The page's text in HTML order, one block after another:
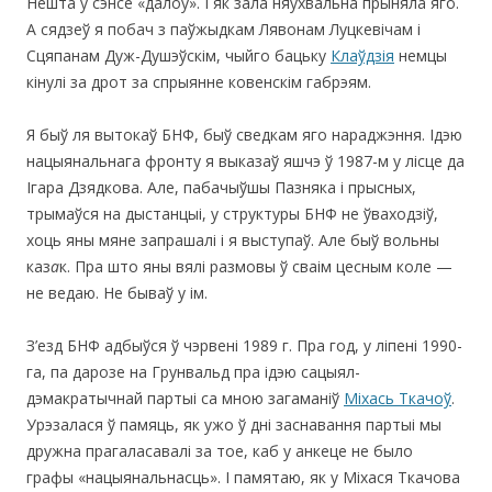
А сядзеў я побач з паўжыдкам Лявонам Луцкевічам і
Сцяпанам Дуж-Душэўскім, чыйго бацьку Клаўдзія немцы
кінулі за дрот за спрыянне ковенскім габрэям.
Я быў ля вытокаў БНФ, быў сведкам яго нараджэння. Ідэю
нацыянальнага фронту я выказаў яшчэ ў 1987-м у лісце да
Ігара Дзядкова. Але, пабачыўшы Пазняка і прысных,
трымаўся на дыстанцыі, у структуры БНФ не ўваходзіў,
хоць яны мяне запрашалі і я выступаў. Але быў вольны
казак. Пра што яны вялі размовы ў сваім цесным коле —
не ведаю. Не бываў у ім.
З’езд БНФ адбыўся ў чэрвені 1989 г. Пра год, у ліпені 1990-
га, па дарозе на Грунвальд пра ідэю сацыял-
дэмакратычнай партыі са мною загаманіў Міхась Ткачоў.
Урэзалася ў памяць, як ужо ў дні заснавання партыі мы
дружна прагаласавалі за тое, каб у анкеце не было
графы «нацыянальнасць». І памятаю, як у Міхася Ткачова